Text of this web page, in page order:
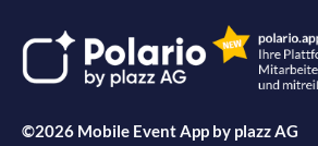
©2026 Mobile Event App by plazz AG